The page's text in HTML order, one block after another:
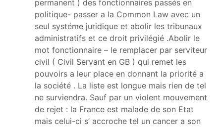
permanent ) des fonctionnaires passés en
politique- passer a la Common Law avec un
seul systéme juridique et abolir les tribunaux
administratifs et ce droit privilégié .Abolir le
mot fonctionnaire – le remplacer par serviteur
civil ( Civil Servant en GB ) qui remet les
pouvoirs a leur place en donnant la priorité a
la société . La liste est longue mais rien de tel
ne surviendra. Sauf par un violent mouvement
de rejet : la France est malade de son Etat
mais celui-ci s’ accroche tel un cancer a son